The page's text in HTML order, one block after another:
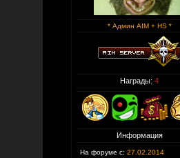
* Админ AIM + HS *
Награды: 4
Информация
На форуме с: 27.02.2014